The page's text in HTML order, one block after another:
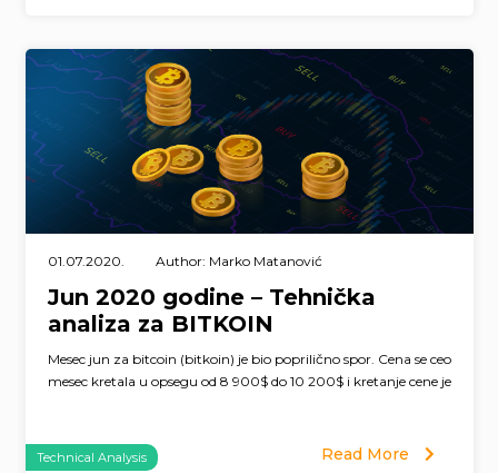
01.07.2020. Author: Marko Matanović
Jun 2020 godine – Tehnička
analiza za BITKOIN
Mesec jun za bitcoin (bitkoin) je bio poprilično spor. Cena se ceo
mesec kretala u opsegu od 8 900$ do 10 200$ i kretanje cene je
Technical Analysis Read More